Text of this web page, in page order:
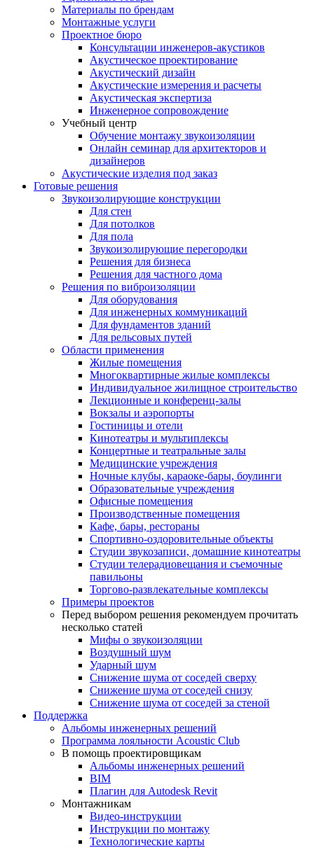
Материалы по брендам
Монтажные услуги
Проектное бюро
Консультации инженеров-акустиков
Акустическое проектирование
Акустический дизайн
Акустические измерения и расчеты
Акустическая экспертиза
Инженерное сопровождение
Учебный центр
Обучение монтажу звукоизоляции
Онлайн семинар для архитекторов и
дизайнеров
Акустические изделия под заказ
Готовые решения
Звукоизолирующие конструкции
Для стен
Для потолков
Для пола
Звукоизолирующие перегородки
Решения для бизнеса
Решения для частного дома
Решения по виброизоляции
Для оборудования
Для инженерных коммуникаций
Для фундаментов зданий
Для рельсовых путей
Области применения
Жилые помещения
Многоквартирные жилые комплексы
Индивидуальное жилищное строительство
Лекционные и конференц-залы
Вокзалы и аэропорты
Гостиницы и отели
Кинотеатры и мультиплексы
Концертные и театральные залы
Медицинские учреждения
Ночные клубы, караоке-бары, боулинги
Образовательные учреждения
Офисные помещения
Производственные помещения
Кафе, бары, рестораны
Спортивно-оздоровительные объекты
Студии звукозаписи, домашние кинотеатры
Студии телерадиовещания и съемочные
павильоны
Торгово-развлекательные комплексы
Примеры проектов
Перед выбором решения рекомендуем прочитать
несколько статей
Мифы о звукоизоляции
Воздушный шум
Ударный шум
Снижение шума от соседей сверху
Снижение шума от соседей снизу
Снижение шума от соседей за стеной
Поддержка
Альбомы инженерных решений
Программа лояльности Acoustic Club
В помощь проектировщикам
Альбомы инженерных решений
BIM
Плагин для Autodesk Revit
Монтажникам
Видео-инструкции
Инструкции по монтажу
Технологические карты